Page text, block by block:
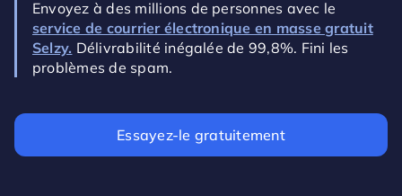
Envoyez à des millions de personnes avec le
service de courrier électronique en masse gratuit
Selzy. Délivrabilité inégalée de 99,8%. Fini les
problèmes de spam.
Essayez-le gratuitement